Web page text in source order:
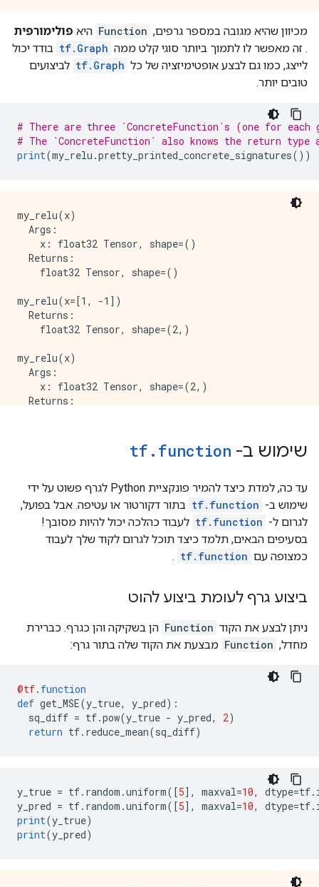
    value {
      list {
        type: DT_INT32
  attr {
    key: "Tout"
    value {
      list {
    }
  }
  attr {
    key: "_lower_using_switch_merge"
    value {
    }
  }
  attr {
    value {
      list {
      }
    }
    key: "else_branch"
        name: "cond_false_34"
      }
    }
  attr {
        shape {
  }
  attr {
    key: "then_branch"
    value {
    }
  }
}
node {
מכיוון שהיא מגובה במספר גרפים, Function היא פולימורפית
. זה מאפשר לו לתמוך ביותר סוגי קלט ממה tf.Graph בודד יכול
לייצג, כמו גם לבצע אופטימיזציה של כל tf.Graph לביצועים
טובים יותר.
# There are three `ConcreteFunction`s (one for
# The `ConcreteFunction` also knows the return type
print(my_relu .pretty_printed_concrete_signatures())
my_relu(x)
  Args:
    x: float32 Tensor, shape=()
  Returns:
    float32 Tensor, shape=()
my_relu(x=[1, -1])
  Returns:
    float32 Tensor, shape=(2,)
my_relu(x)
  Args:
    x: float32 Tensor, shape=(2,)
  Returns:
שימוש ב- tf . function
עד כה, למדת כיצד להמיר פונקציית Python לגרף פשוט על ידי
שימוש ב- tf.function בתור דקורטור או עטיפה. אבל בפועל,
לגרום ל- tf.function לעבוד כהלכה יכול להיות מסובך!
בסעיפים הבאים, תלמד כיצד תוכל לגרום לקוד שלך לעבוד
כמצופה עם tf.function
.
ביצוע גרף לעומת ביצוע להוט
ניתן לבצע את הקוד Function הן בשקיקה והן כגרף. כברירת
מחדל, Function מבצעת את הקוד שלה בתור גרף:
@tf. function
def get_MSE(y_true, y_pred):
sq_diff = tf.pow(y_true - y_pred, 2)
return tf. reduce_mean(sq_diff)
y_true = tf. random .uniform([5], maxval=10, dtype=tf.
y_pred = tf. random .uniform([5], maxval=10, dtype=tf.
print(y_true)
print(y_pred)